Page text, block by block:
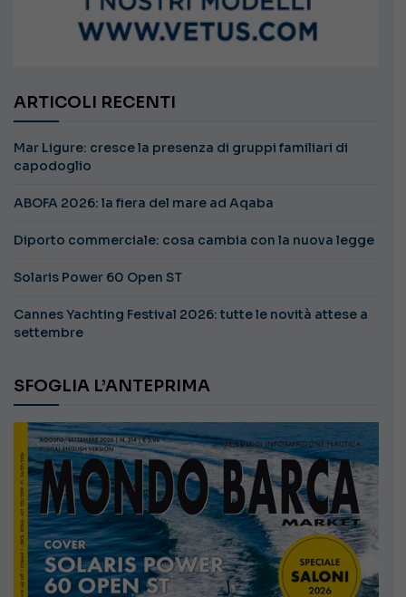
ARTICOLI RECENTI
Mar Ligure: cresce la presenza di gruppi familiari di
capodoglio
ABOFA 2026: la fiera del mare ad Aqaba
Diporto commerciale: cosa cambia con la nuova legge
Solaris Power 60 Open ST
Cannes Yachting Festival 2026: tutte le novità attese a
settembre
SFOGLIA L’ANTEPRIMA